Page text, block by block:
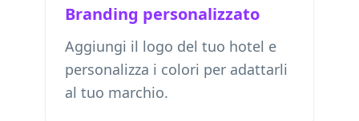
Branding personalizzato
Aggiungi il logo del tuo hotel e
personalizza i colori per adattarli
al tuo marchio.